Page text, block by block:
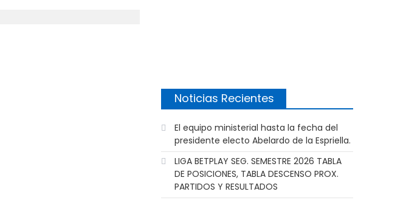
Noticias Recientes
El equipo ministerial hasta la fecha del
presidente electo Abelardo de la Espriella.
LIGA BETPLAY SEG. SEMESTRE 2026 TABLA
DE POSICIONES, TABLA DESCENSO PROX.
PARTIDOS Y RESULTADOS